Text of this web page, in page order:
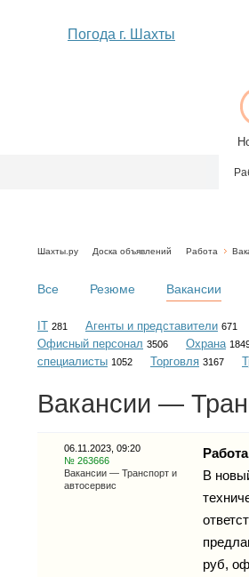
Погода г. Шахты
Шахты.ру Доска объявлений Работа
Все Резюме Вакансии
IT 281 Агенты и представители 671
Офисный персонал 3506 Охрана
специалисты 1052 Торговля 3167
Вакансии —
06.11.2023, 09:20
№ 263666
Вакансии — Транспорт и
автосервис
В
руб,